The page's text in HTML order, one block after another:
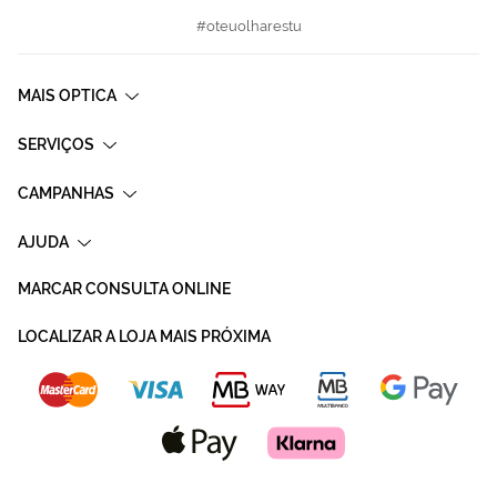
#oteuolharestu
MAIS OPTICA
SERVIÇOS
CAMPANHAS
AJUDA
MARCAR CONSULTA ONLINE
LOCALIZAR A LOJA MAIS PRÓXIMA